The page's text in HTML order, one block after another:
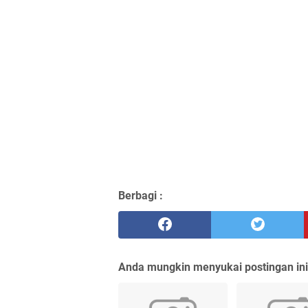
Berbagi :
Anda mungkin menyukai postingan